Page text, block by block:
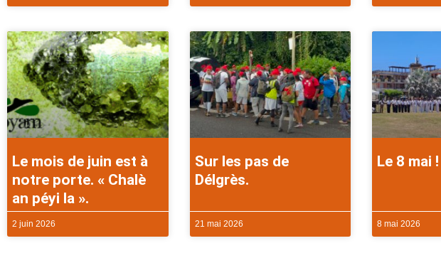
Le mois de juin est à
notre porte. « Chalè
an péyi la ».
2 juin 2026
Sur les pas de
Délgrès.
21 mai 2026
Le 8 mai !
8 mai 2026